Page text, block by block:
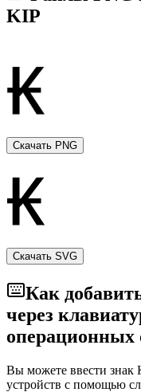
KIP
Скачать PNG
Скачать SVG
Как
через
операционных
Вы можете ввести знак
устройств с помощью